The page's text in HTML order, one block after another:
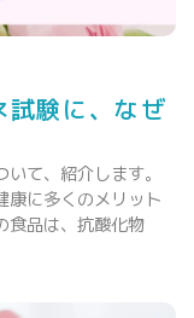
試験に、なぜ
て、紹介します。
康に多くのメリット
食品は、抗酸化物